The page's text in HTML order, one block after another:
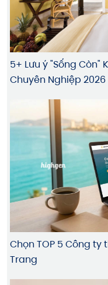
5+ Lưu ý "Sống Còn"
Chuyên Nghiệp 2026
Chọn TOP 5 Công
Trang